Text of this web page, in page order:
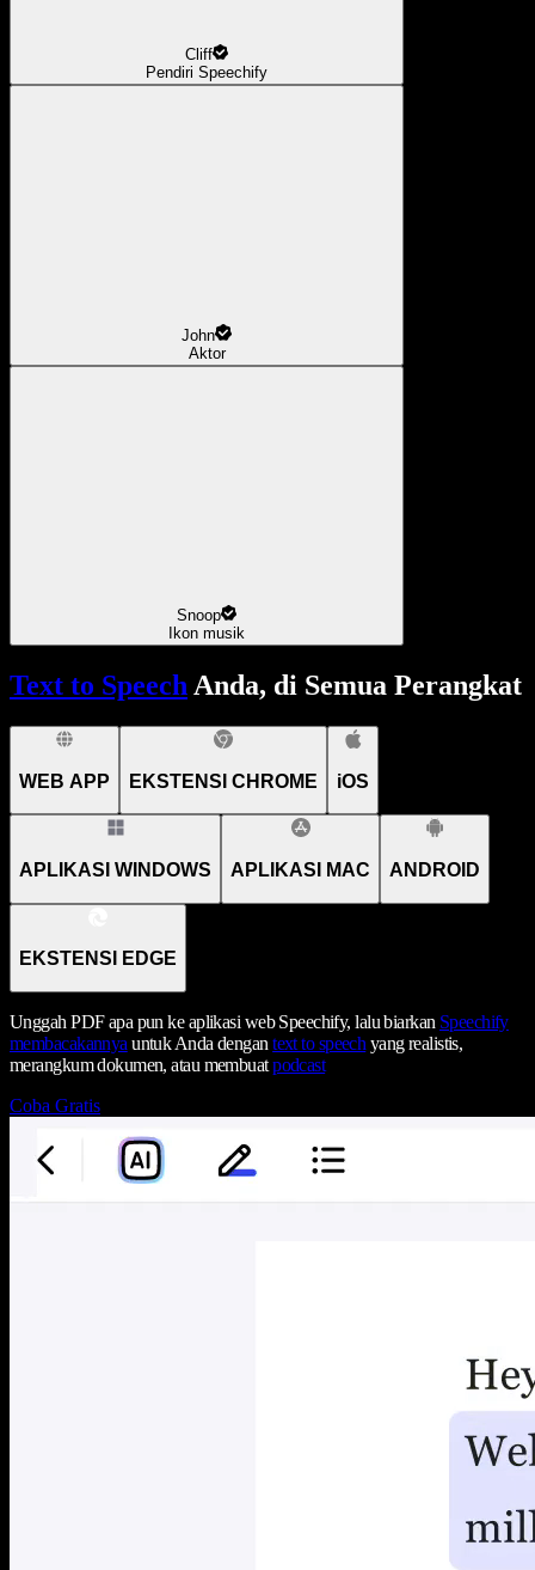
Cliff
Pendiri Speechify
John
Aktor
Snoop
Ikon musik
Text to SpeechAnda, di Semua Perangkat
WEB APP EKSTENSI CHROME iOS
APLIKASI WINDOWS APLIKASI MAC ANDROID
EKSTENSI EDGE
Unggah PDF apa pun ke aplikasi web Speechify, lalu biarkan Speechify
membacakannya untuk Anda dengantext to speech yang realistis,
merangkum dokumen, atau membuatpodcast
Coba Gratis